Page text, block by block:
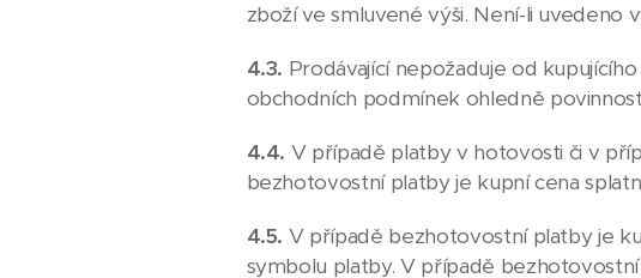
zboží ve smluvené výši. Není-li uvedeno
4.3. Prodávající nepožaduje od
obchodních podmínek ohledně
4.4. V případě platby v hotovosti či v
bezhotovostní platby je kupní cena
4.5. V případě bezhotovostní platby je
symbolu platby. V případě